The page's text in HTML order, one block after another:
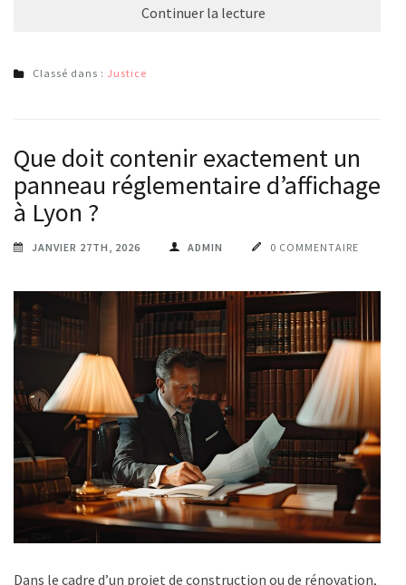
Continuer la lecture
Classé dans : Justice
Que doit contenir exactement un
panneau réglementaire d’affichage
à Lyon ?
JANVIER 27TH, 2026 ADMIN 0 COMMENTAIRE
Dans le cadre d’un projet de construction ou de rénovation, le